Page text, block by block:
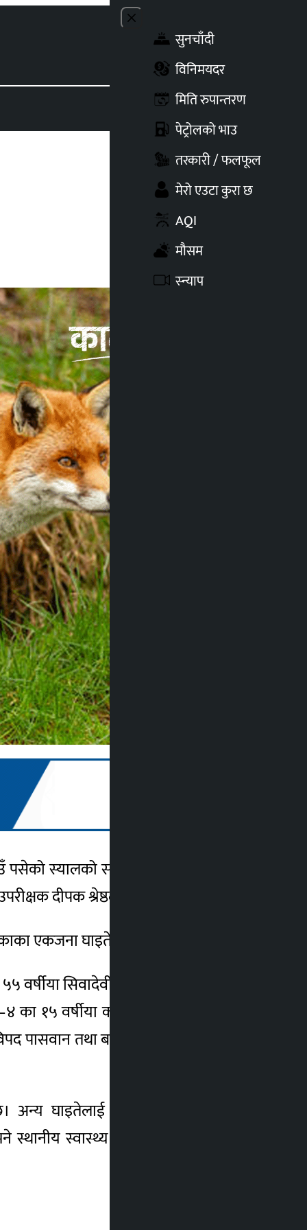
Close menu
सुनचाँदी
विनिमयदर
मिति रुपान्तरण
पेट्रोलको भाउ
तरकारी / फलफूल
मेरो एउटा कुरा छ
AQI
मौसम
स्न्याप
पसेको स्यालको समूहले खेतबाट काम गरेर घर
दीपक श्रेष्ठले जानकारी दिए।
एकजना घाइते भएका छन्।
सिवादेवी साह, ४० वर्षीय सहिद दर्जी,
का १५ वर्षीया करुणा साह र ६० वर्षीय बद्री
पासवान तथा बलरा नगरपालिका–४ का ६०
घाइतेलाई उपचारका लागि बसबरिया
स्वास्थ्य संस्थामा उपचार गराएर घर